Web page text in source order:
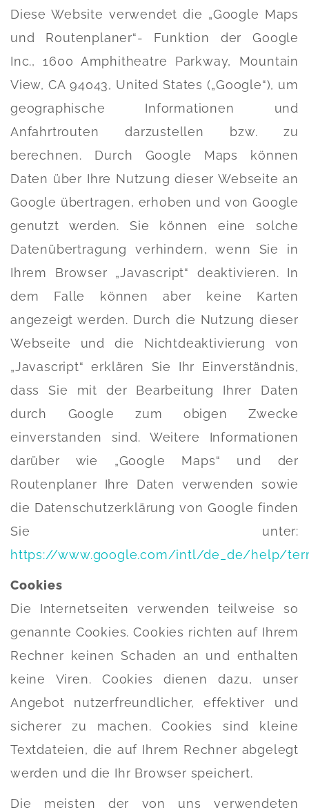
Diese Website verwendet die „Google Maps
und Routenplaner“- Funktion der Google
Inc., 1600 Amphitheatre Parkway, Mountain
View, CA 94043, United States („Google“), um
geographische Informationen und
Anfahrtrouten darzustellen bzw. zu
berechnen. Durch Google Maps können
Daten über Ihre Nutzung dieser Webseite an
Google übertragen, erhoben und von Google
genutzt werden. Sie können eine solche
Datenübertragung verhindern, wenn Sie in
Ihrem Browser „Javascript“ deaktivieren. In
dem Falle können aber keine Karten
angezeigt werden. Durch die Nutzung dieser
Webseite und die Nichtdeaktivierung von
„Javascript“ erklären Sie Ihr Einverständnis,
dass Sie mit der Bearbeitung Ihrer Daten
durch Google zum obigen Zwecke
einverstanden sind. Weitere Informationen
darüber wie „Google Maps“ und der
Routenplaner Ihre Daten verwenden sowie
die Datenschutzerklärung von Google finden
Sie unter:
https://www.google.com/intl/de_de/help/
Cookies
Die Internetseiten verwenden teilweise so
genannte Cookies. Cookies richten auf Ihrem
Rechner keinen Schaden an und enthalten
keine Viren. Cookies dienen dazu, unser
Angebot nutzerfreundlicher, effektiver und
sicherer zu machen. Cookies sind kleine
Textdateien, die auf Ihrem Rechner abgelegt
werden und die Ihr Browser speichert.
Die meisten der von uns verwendeten